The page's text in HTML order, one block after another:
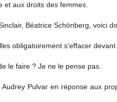
et aux droits des femmes.
Béatrice Schönberg, voici
obligatoirement s'effacer
le faire ? Je ne le pense pas.
Pulvar en réponse aux